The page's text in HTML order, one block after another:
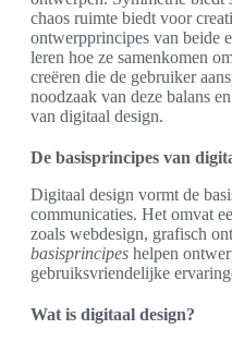
chaos ruimte biedt voor
ontwerpprincipes van beide
leren hoe ze samenkomen
creëren die de gebruiker
noodzaak van deze balans
van digitaal design.
De basisprincipes van
Digitaal design vormt de
communicaties. Het omvat
zoals webdesign, grafisch
basisprincipes helpen
gebruiksvriendelijke
Wat is digitaal design?